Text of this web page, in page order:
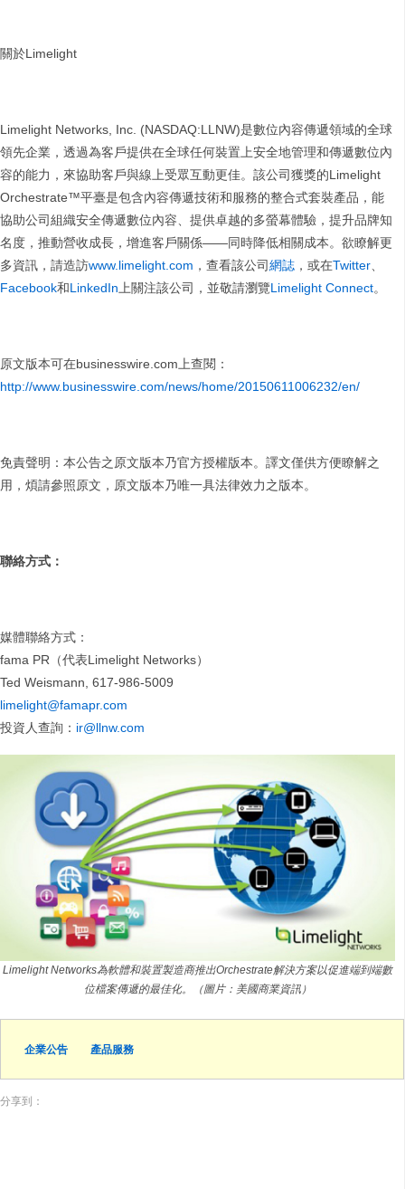
關於Limelight
Limelight Networks, Inc. (NASDAQ:LLNW)是數位內容傳遞領域的全球
領先企業，透過為客戶提供在全球任何裝置上安全地管理和傳遞數位內
容的能力，來協助客戶與線上受眾互動更佳。該公司獲獎的Limelight
Orchestrate™平臺是包含內容傳遞技術和服務的整合式套裝產品，能
協助公司組織安全傳遞數位內容、提供卓越的多螢幕體驗，提升品牌知
名度，推動營收成長，增進客戶關係——同時降低相關成本。欲瞭解更
多資訊，請造訪www.limelight.com ，查看該公司網誌 ，或在Twitter、
Facebook和LinkedIn上關注該公司，並敬請瀏覽Limelight Connect。
原文版本可在businesswire.com上查閱：
http://www.businesswire.com/news/home/20150611006232/en/
免責聲明：本公告之原文版本乃官方授權版本。譯文僅供方便瞭解之
用，煩請參照原文，原文版本乃唯一具法律效力之版本。
聯絡方式：
媒體聯絡方式：
fama PR（代表Limelight Networks）
Ted Weismann, 617-986-5009
limelight@famapr.com
投資人查詢： ir@llnw.com
Limelight Networks為軟體和裝置製造商推出Orchestrate解決方案以促進端到端數
位檔案傳遞的最佳化。（圖片：美國商業資訊）
企業公告 產品服務
分享到：